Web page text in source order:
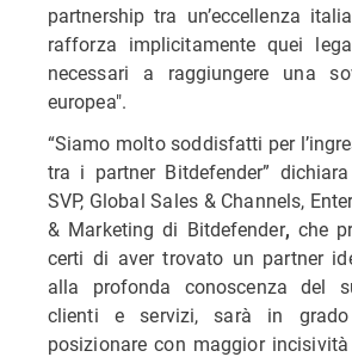
partnership tra un’eccellenza
rafforza implicitamente quei
necessari a raggiungere una
europea".
“Siamo molto soddisfatti per
tra i partner Bitdefender”
SVP, Global Sales & Channels,
& Marketing di Bitdefender, che
certi di aver trovato un partner
alla profonda conoscenza del
clienti e servizi, sarà in
posizionare con maggior